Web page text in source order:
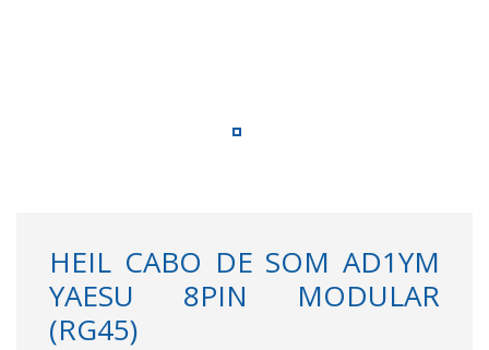
HEIL CABO DE SOM AD1YM
YAESU 8PIN MODULAR
(RG45)